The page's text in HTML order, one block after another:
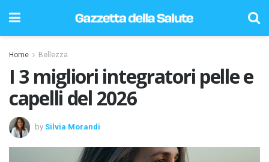
Home Bellezza
I 3 migliori integratori pelle e
capelli del 2026
by Silvia Morandi